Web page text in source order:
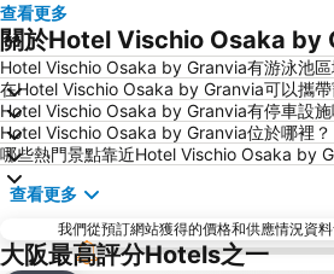
查看更多
關於Hotel Vischio Osaka by
Hotel Vischio Osaka by Granvia有游泳池區
在Hotel Vischio Osaka by Granvia可以攜帶
Hotel Vischio Osaka by Granvia有停車設施
Hotel Vischio Osaka by Granvia位於哪裡？
哪些熱門景點靠近Hotel Vischio Osaka by
查看更多
我們從預訂網站獲得的價格和供應情況資
大阪最高評分Hotels之一